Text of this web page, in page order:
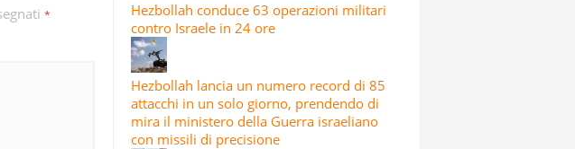
*
Hezbollah conduce 63 operazioni militari
contro Israele in 24 ore
Hezbollah lancia un numero record di 85
attacchi in un solo giorno, prendendo di
mira il ministero della Guerra israeliano
con missili di precisione